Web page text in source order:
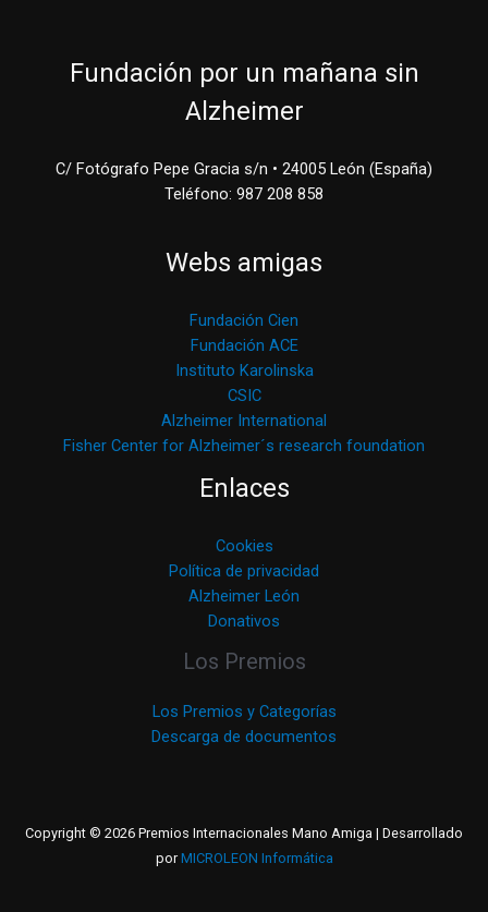
Fundación por un mañana sin
Alzheimer
C/ Fotógrafo Pepe Gracia s/n • 24005 León (España)
Teléfono: 987 208 858
Webs amigas
Fundación Cien
Fundación ACE
Instituto Karolinska
CSIC
Alzheimer International
Fisher Center for Alzheimer´s research foundation
Enlaces
Cookies
Política de privacidad
Alzheimer León
Donativos
Los Premios
Los Premios y Categorías
Descarga de documentos
Copyright © 2026 Premios Internacionales Mano Amiga | Desarrollado
porMICROLEON Informática